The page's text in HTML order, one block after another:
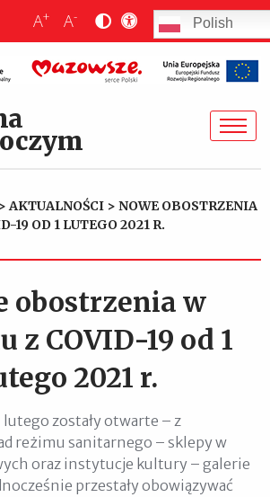
A+ A- Polish
>AKTUALNOŚCI > NOWE OBOSTRZENIA
19 OD 1 LUTEGO 2021 R.
obostrzenia w
z COVID-19 od 1
2021 r.
lutego zostały otwarte – z
reżimu sanitarnego – sklepy w
oraz instytucje kultury – galerie
przestały obowiązywać